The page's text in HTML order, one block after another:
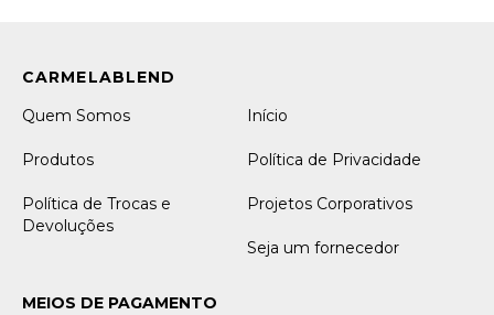
Quem Somos Início
Produtos Política de Privacidade
Política de Trocas e
Devoluções
Projetos Corporativos
Seja um fornecedor
MEIOS DE PAGAMENTO